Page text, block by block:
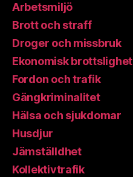
Arbetsmiljö
Brott och straff
Droger och missbruk
Ekonomisk brottslighet
Fordon och trafik
Gängkriminalitet
Hälsa och sjukdomar
Husdjur
Jämställdhet
Kollektivtrafik